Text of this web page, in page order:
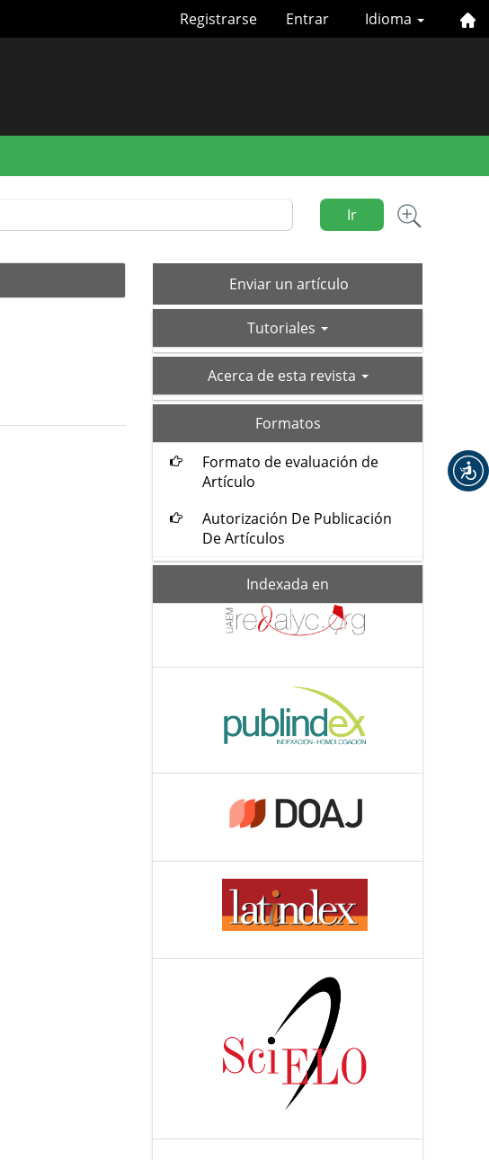
Idioma
Registrarse Entrar
Ir
Enviar
un
Enviar un artículo
Tutoriales
acerca-Acerca de esta revista
Formatos
Formato de evaluación de
Artículo
Autorización De Publicación
De Artículos
Indexada en